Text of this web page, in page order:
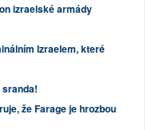
izraelské armády
Izraelem, které
že Farage je hrozbou